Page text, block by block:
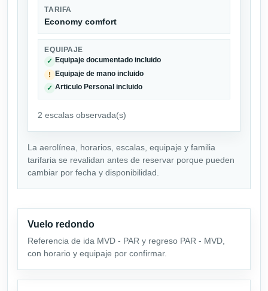
TARIFA
Economy comfort
EQUIPAJE
✓ Equipaje documentado incluido
! Equipaje de mano incluido
✓ Articulo Personal incluido
2 escalas observada(s)
La aerolínea, horarios, escalas, equipaje y familia
tarifaria se revalidan antes de reservar porque pueden
cambiar por fecha y disponibilidad.
Vuelo redondo
Referencia de ida MVD - PAR y regreso PAR - MVD,
con horario y equipaje por confirmar.